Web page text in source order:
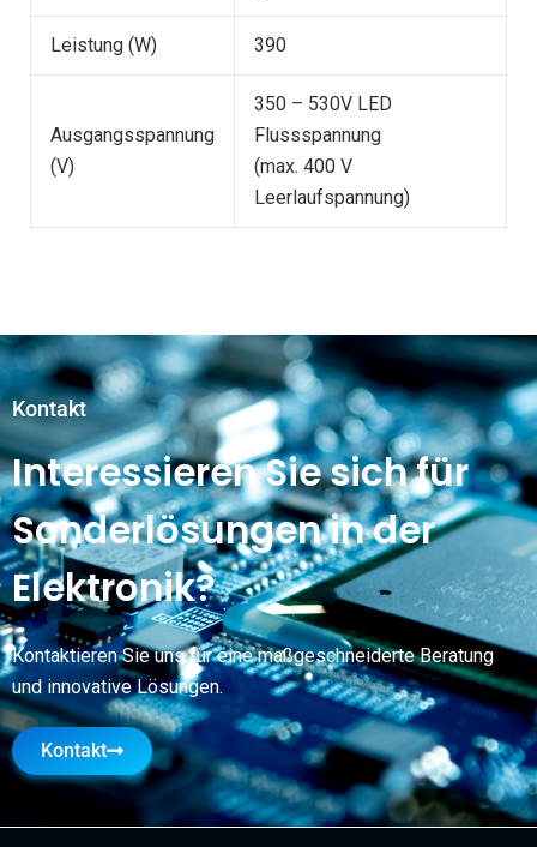
Leistung (W) 390
Ausgangsspannung
(V)
350 – 530V LED
Flussspannung
(max. 400 V
Leerlaufspannung)
Kontakt
Interessieren Sie sich für
Sonderlösungen in der
Elektronik?
Kontaktieren Sie uns für eine maßgeschneiderte Beratung
und innovative Lösungen.
Kontakt